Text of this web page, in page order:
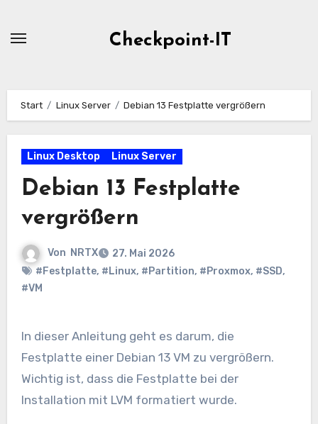
Checkpoint-IT
Start Linux Server Debian 13 Festplatte vergrößern
Linux Desktop Linux Server
Debian 13 Festplatte
vergrößern
Von NRTX
27. Mai 2026
#Festplatte, #Linux, #Partition, #Proxmox, #SSD,
#VM
In dieser Anleitung geht es darum, die
Festplatte einer Debian 13 VM zu vergrößern.
Wichtig ist, dass die Festplatte bei der
Installation mit LVM formatiert wurde.